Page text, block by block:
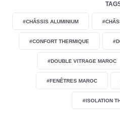
#CHÂSSIS ALUMINIUM
#CONFORT THERMIQUE
#DOUBLE VITRAGE MAROC
#FENÊTRES MAROC
#ISOLATION